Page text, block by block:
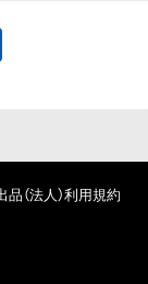
（法人）利用規約